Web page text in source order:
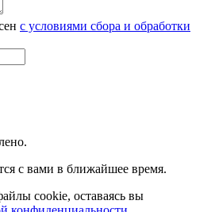
c условиями сбора и обработки
с вами в ближайшее время.
cookie, оставаясь вы